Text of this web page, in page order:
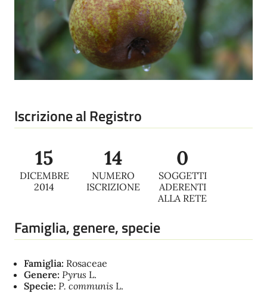
Iscrizione al Registro
15
DICEMBRE
2014
14
NUMERO
ISCRIZIONE
0
SOGGETTI
ADERENTI
ALLA RETE
Famiglia, genere, specie
Famiglia: Rosaceae
Genere: Pyrus L.
Specie: P. communis L.